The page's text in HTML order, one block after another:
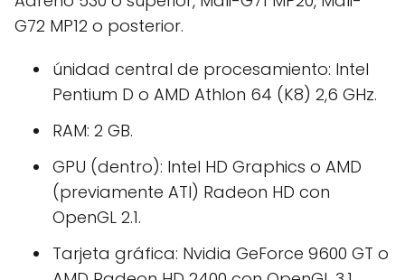
G72 MP12 o posterior.
únidad central de procesamiento: Intel
Pentium D o AMD Athlon 64 (K8) 2,6 GHz.
RAM: 2 GB.
GPU (dentro): Intel HD Graphics o AMD
(previamente ATI) Radeon HD con
OpenGL 2.1.
Tarjeta gráfica: Nvidia GeForce 9600 GT o